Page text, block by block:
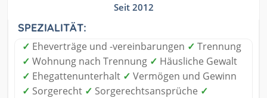
Seit 2012
SPEZIALITÄT:
✓ Eheverträge und -vereinbarungen ✓ Trennung
✓ Wohnung nach Trennung ✓ Häusliche Gewalt
✓ Ehegattenunterhalt ✓ Vermögen und Gewinn
✓ Sorgerecht ✓ Sorgerechtsansprüche ✓